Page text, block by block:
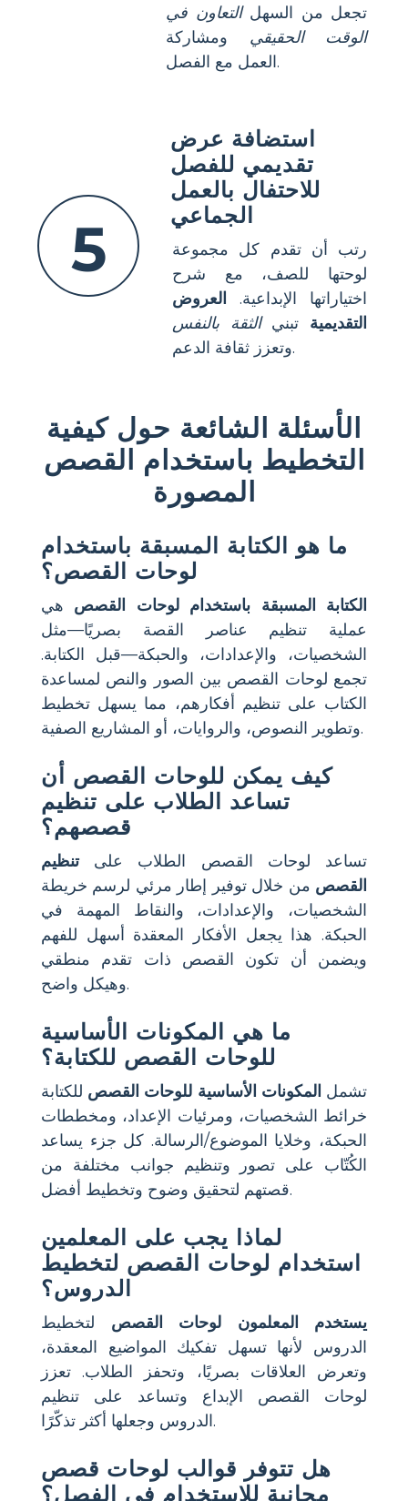
تجعل من السهلالتعاون في
الوقت الحقيقي ومشاركة
العمل مع الفصل.
5
استضافة عرض
تقديمي للفصل
للاحتفال بالعمل
الجماعي
رتب أن تقدم كل مجموعة
لوحتها للصف، مع شرح
اختياراتها الإبداعية. العروض
التقديمية تبنيالثقة بالنفس
وتعزز ثقافة الدعم.
الأسئلة الشائعة حول كيفية
التخطيط باستخدام القصص
المصورة
ما هو الكتابة المسبقة باستخدام
لوحات القصص؟
الكتابة المسبقة باستخدام لوحات القصص هي
عملية تنظيم عناصر القصة بصريًا—مثل
الشخصيات، والإعدادات، والحبكة—قبل الكتابة.
تجمع لوحات القصص بين الصور والنص لمساعدة
الكتاب على تنظيم أفكارهم، مما يسهل تخطيط
وتطوير النصوص، والروايات، أو المشاريع الصفية.
كيف يمكن للوحات القصص أن
تساعد الطلاب على تنظيم
قصصهم؟
تساعد لوحات القصص الطلاب علىتنظيم
القصص من خلال توفير إطار مرئي لرسم خريطة
الشخصيات، والإعدادات، والنقاط المهمة في
الحبكة. هذا يجعل الأفكار المعقدة أسهل للفهم
ويضمن أن تكون القصص ذات تقدم منطقي
وهيكل واضح.
ما هي المكونات الأساسية
للوحات القصص للكتابة؟
تشمل المكونات الأساسية للوحات القصص للكتابة
خرائط الشخصيات، ومرئيات الإعداد، ومخططات
الحبكة، وخلايا الموضوع/الرسالة. كل جزء يساعد
الكُتّاب على تصور وتنظيم جوانب مختلفة من
قصتهم لتحقيق وضوح وتخطيط أفضل.
لماذا يجب على المعلمين
استخدام لوحات القصص لتخطيط
الدروس؟
يستخدم المعلمون لوحات القصص لتخطيط
الدروس لأنها تسهل تفكيك المواضيع المعقدة،
وتعرض العلاقات بصريًا، وتحفز الطلاب. تعزز
لوحات القصص الإبداع وتساعد على تنظيم
الدروس وجعلها أكثر تذكّرًا.
هل تتوفر قوالب لوحات قصص
مجانية للاستخدام في الفصل؟